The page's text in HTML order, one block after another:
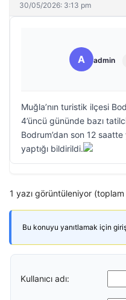
30/05/2026: 3:13 pm
A admin
Muğla’nın turistik ilçesi
4’üncü gününde bazı
Bodrum’dan son 12 saatte
yaptığı bildirildi.
1 yazı görüntüleniyor (toplam
Bu konuyu yanıtlamak için giriş
Kullanıcı adı: